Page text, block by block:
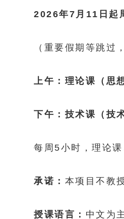
2026年7月11日起
（重要假期等跳过
上午：理论课（思
下午：技术课（技
每周5小时，理论
承诺： 本项目不教
授课语言： 中文为